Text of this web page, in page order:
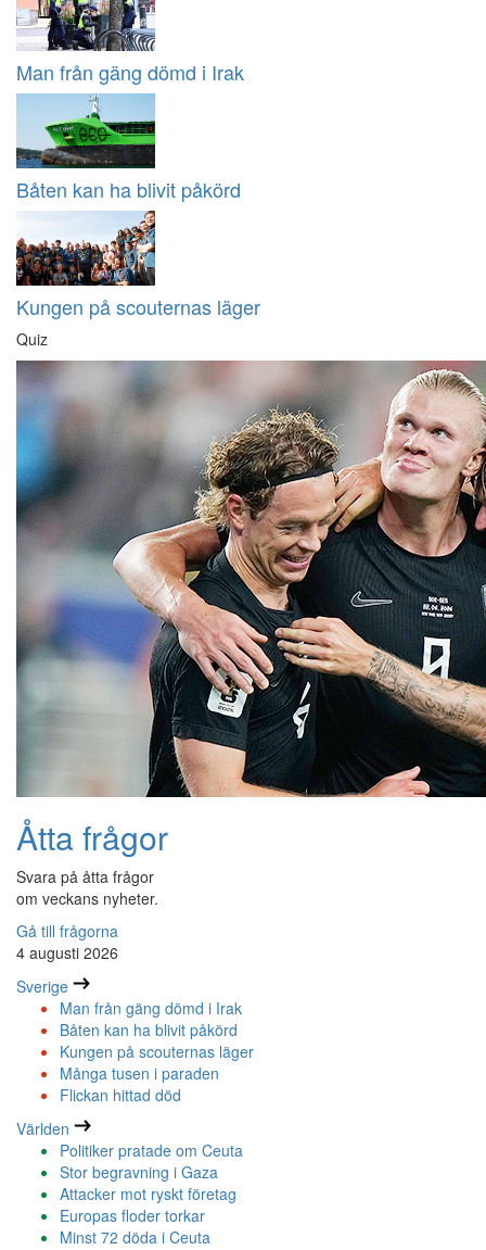
Man från gäng dömd i Irak
Båten kan ha blivit påkörd
Kungen på scouternas läger
Quiz
Åtta frågor
Svara på åtta frågor
om veckans nyheter.
Gå till frågorna
4 augusti 2026
Sverige
Man från gäng dömd i Irak
Båten kan ha blivit påkörd
Kungen på scouternas läger
Många tusen i paraden
Flickan hittad död
Världen
Politiker pratade om Ceuta
Stor begravning i Gaza
Attacker mot ryskt företag
Europas floder torkar
Minst 72 döda i Ceuta